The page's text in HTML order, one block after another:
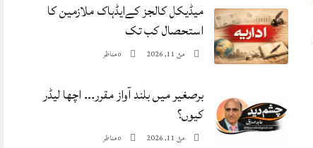
میڈیکل کالجز کےایڈہاک ملازمین کا
استحصال کب تک
مئ 11, 2026 0مناظر
برصغیر میں بلند آواز مقرر۔۔۔ اچھا لیڈر
کیوں؟
مئ 11, 2026 0مناظر